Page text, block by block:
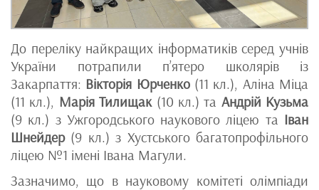
До переліку найкращих інформатиків серед учнів
України потрапили п’ятеро школярів із
Закарпаття: Вікторія Юрченко(11 кл.), Аліна Міца
(11 кл.), Марія Тилищак (10 кл.) та Андрій Кузьма
(9 кл.) з Ужгородського наукового ліцею та Іван
Шнейдер(9 кл.) з Хустського багатопрофільного
ліцею №1 імені Івана Магули.
Зазначимо, що в науковому комітеті олімпіади